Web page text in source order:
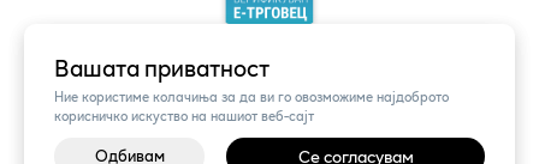
Вашата приватност
Ние користиме колачиња за да ви го овозможиме најдоброто
корисничко искуство на нашиот веб-сајт
Одбивам Се согласувам